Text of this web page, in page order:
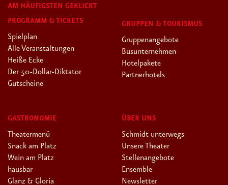
AM HÄUFIGSTEN GEKLICKT
PROGRAMM & TICKETS
Spielplan
Alle Veranstaltungen
Heiße Ecke
Der 50-Dollar-Diktator
Gutscheine
GRUPPEN & TOURISMUS
Gruppenangebote
Busunternehmen
Hotelpakete
Partnerhotels
GASTRONOMIE
Theatermenü
Snack am Platz
Wein am Platz
hausbar
Glanz & Gloria
ÜBER UNS
Schmidt unterwegs
Unsere Theater
Stellenangebote
Ensemble
Newsletter